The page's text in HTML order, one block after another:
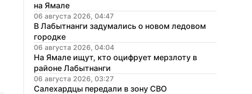
на Ямале
06 августа 2026, 04:47
В Лабытнанги задумались о новом ледовом
городке
06 августа 2026, 04:04
На Ямале ищут, кто оцифрует мерзлоту в
районе Лабытнанги
06 августа 2026, 03:27
Салехардцы передали в зону СВО